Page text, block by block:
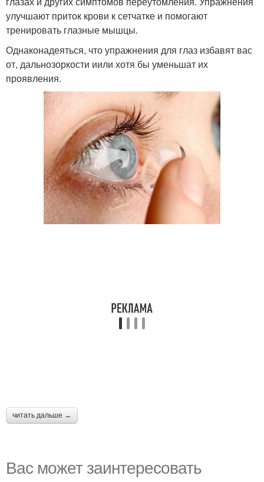
улучшают приток крови к сетчатке и помогают
тренировать глазные мышцы.
Однаконадеяться, что упражнения для глаз избавят вас
от, дальнозоркости иили хотя бы уменьшат их
проявления.
читать дальше →
Вас может заинтересовать